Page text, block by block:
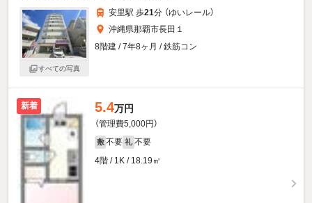
すべての写真
安里駅 歩21分 （ゆいレール）
沖縄県那覇市長田１
8階建 / 7年8ヶ月 / 鉄筋コン
新着 5.4万円
（管理費5,000円）
敷 不要 礼 不要
4階 / 1K / 18.19㎡